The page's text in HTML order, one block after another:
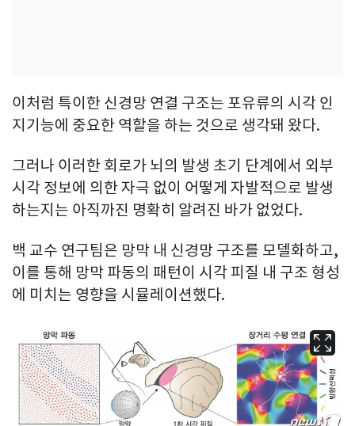
이처럼 특이한 신경망 연결 구조는 포유류의 시각 인
지기능에 중요한 역할을 하는 것으로 생각돼 왔다.
그러나 이러한 회로가 뇌의 발생 초기 단계에서 외부
시각 정보에 의한 자극 없이 어떻게 자발적으로 발생
하는지는 아직까진 명확히 알려진 바가 없었다.
백 교수 연구팀은 망막 내 신경망 구조를 모델화하고,
이를 통해 망막 파동의 패턴이 시각 피질 내 구조 형성
에 미치는 영향을 시뮬레이션했다.